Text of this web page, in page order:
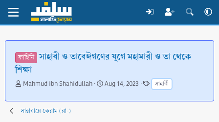
কাহিনি সাহাবী ও তাবেঈগণের যুগে মহামারী ও তা থেকে
শিক্ষা
T
r
e
Mahmud ibn Shahidullah
S
a
Aug 14, 2023
T
a
g
সাহাবী
সাহাবায়ে কেরাম (রা:)